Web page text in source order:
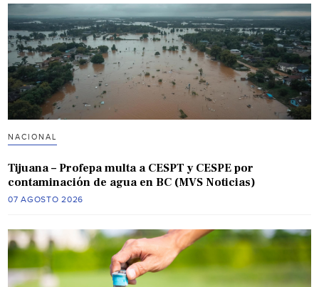
NACIONAL
Tijuana – Profepa multa a CESPT y CESPE por
contaminación de agua en BC (MVS Noticias)
07 AGOSTO 2026